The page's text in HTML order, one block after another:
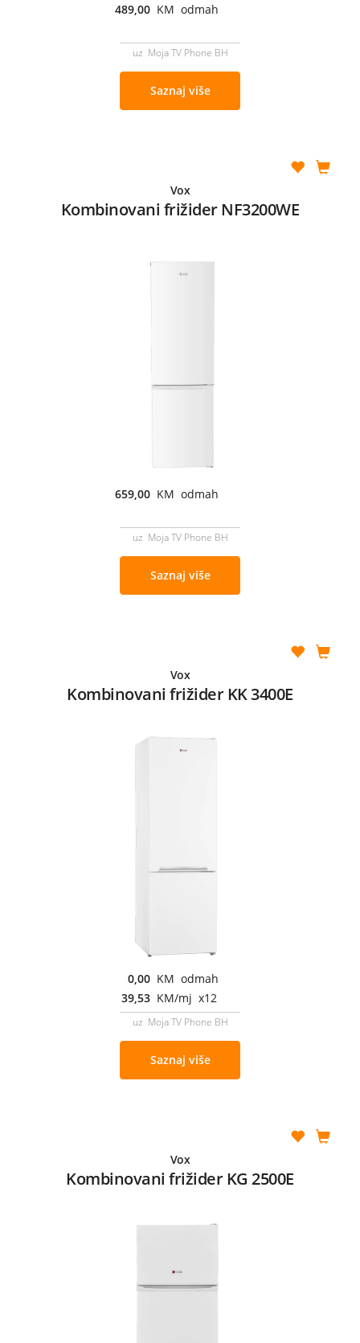
489,00 KM odmah
uz Moja TV Phone BH
Saznaj više
Vox
Kombinovani frižider NF3200WE
659,00 KM odmah
uz Moja TV Phone BH
Saznaj više
Vox
Kombinovani frižider KK 3400E
0,00 KM odmah
39,53 KM/mj x12
uz Moja TV Phone BH
Saznaj više
Vox
Kombinovani frižider KG 2500E